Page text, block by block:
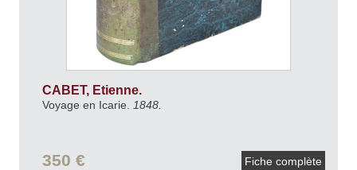
CABET, Etienne.
Voyage en Icarie. 1848.
350 € Fiche complète